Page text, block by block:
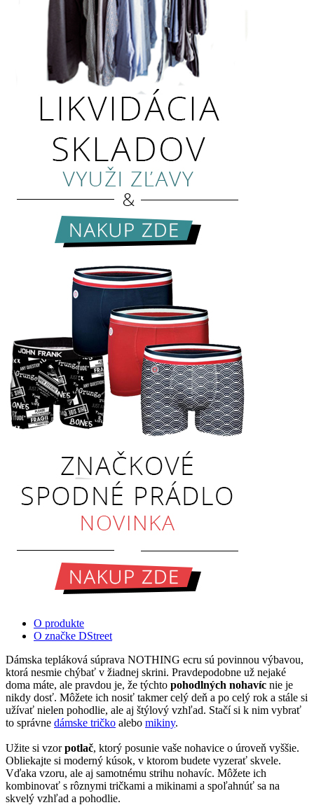
O produkte
O značke DStreet
Dámska tepláková súprava NOTHING ecru sú povinnou výbavou,
ktorá nesmie chýbať v žiadnej skrini. Pravdepodobne už nejaké
doma máte, ale pravdou je, že týchto pohodlných nohavíc nie je
nikdy dosť. Môžete ich nosiť takmer celý deň a po celý rok a stále si
užívať nielen pohodlie, ale aj štýlový vzhľad. Stačí si k nim vybrať
to správne dámske tričko alebo mikiny.
Užite si vzorpotlač, ktorý posunie vaše nohavice o úroveň vyššie.
Obliekajte si moderný kúsok, v ktorom budete vyzerať skvele.
Vďaka vzoru, ale aj samotnému strihu nohavíc. Môžete ich
kombinovať s rôznymi tričkami a mikinami a spoľahnúť sa na
skvelý vzhľad a pohodlie.